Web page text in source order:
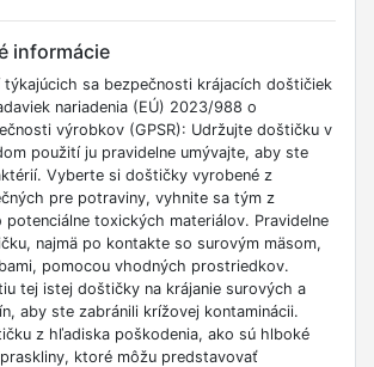
informácie
týkajúcich sa bezpečnosti krájacích doštičiek
nariadenia (EÚ) 2023/988 o
výrobkov (GPSR): Udržujte doštičku v
použití ju pravidelne umývajte, aby ste
Vyberte si doštičky vyrobené z
pre potraviny, vyhnite sa tým z
potenciálne toxických materiálov. Pravidelne
najmä po kontakte so surovým mäsom,
pomocou vhodných prostriedkov.
tej istej doštičky na krájanie surových a
aby ste zabránili krížovej kontaminácii.
z hľadiska poškodenia, ako sú hlboké
ktoré môžu predstavovať